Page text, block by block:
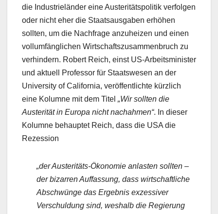
die Industrieländer eine Austeritätspolitik verfolgen
oder nicht eher die Staatsausgaben erhöhen
sollten, um die Nachfrage anzuheizen und einen
vollumfänglichen Wirtschaftszusammenbruch zu
verhindern. Robert Reich, einst US-Arbeitsminister
und aktuell Professor für Staatswesen an der
University of California, veröffentlichte kürzlich
eine Kolumne mit dem Titel „Wir sollten die
Austerität in Europa nicht nachahmen“. In dieser
Kolumne behauptet Reich, dass die USA die
Rezession
„der Austeritäts-Ökonomie anlasten sollten –
der bizarren Auffassung, dass wirtschaftliche
Abschwünge das Ergebnis exzessiver
Verschuldung sind, weshalb die Regierung